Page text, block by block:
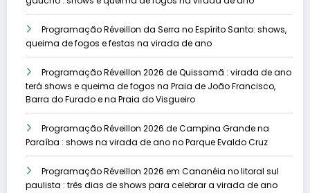
Programação Réveillon da Serra no Espírito Santo: shows,
queima de fogos e festas na virada de ano
Programação Réveillon 2026 de Quissamã : virada de ano
terá shows e queima de fogos na Praia de João Francisco,
Barra do Furado e na Praia do Visgueiro
Programação Réveillon 2026 de Campina Grande na
Paraíba : shows na virada de ano no Parque Evaldo Cruz
Programação Réveillon 2026 em Cananéia no litoral sul
paulista : três dias de shows para celebrar a virada de ano